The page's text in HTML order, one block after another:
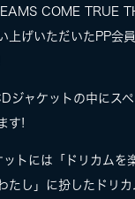
SITE
COME TRUE
上げいただいたPP会
ジャケットの中にス
す!
トには「ドリカムを
たし」に扮したドリ